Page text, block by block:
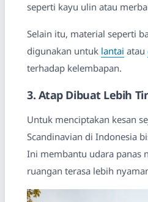
seperti kayu ulin atau
Selain itu, material seperti
digunakan untuk lantai atau
terhadap kelembapan.
3. Atap Dibuat Lebih
Untuk menciptakan kesan
Scandinavian di Indonesia
Ini membantu udara panas
ruangan terasa lebih